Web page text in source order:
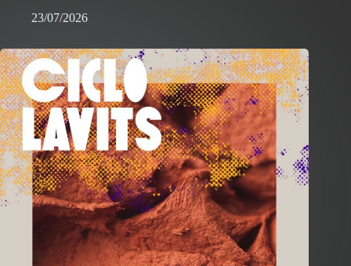
23/07/2026